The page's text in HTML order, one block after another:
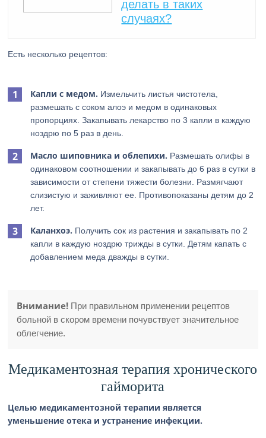
делать в таких
случаях?
Есть несколько рецептов:
Капли с медом. Измельчить листья чистотела,
размешать с соком алоэ и медом в одинаковых
пропорциях. Закапывать лекарство по 3 капли в каждую
ноздрю по 5 раз в день.
Масло шиповника и облепихи. Размешать олифы в
одинаковом соотношении и закапывать до 6 раз в сутки в
зависимости от степени тяжести болезни. Размягчают
слизистую и заживляют ее. Противопоказаны детям до 2
лет.
Каланхоэ. Получить сок из растения и закапывать по 2
капли в каждую ноздрю трижды в сутки. Детям капать с
добавлением меда дважды в сутки.
Внимание! При правильном применении рецептов
больной в скором времени почувствует значительное
облегчение.
Медикаментозная терапия хронического
гайморита
Целью медикаментозной терапии является
уменьшение отека и устранение инфекции.